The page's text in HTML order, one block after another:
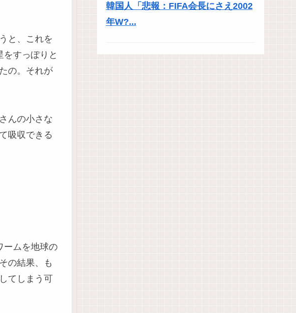
と、これを
すっぽりと
の。それが
んの小さな
吸収できる
ームを地球の
の結果、も
てしまう可
韓国人「悲報：FIFA会長にさえ2002
年W?...